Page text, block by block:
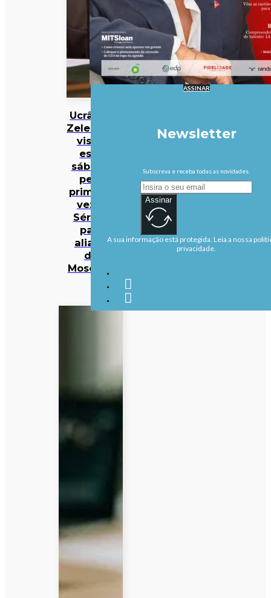
Ucrânia:
Zelensky
visita
este
sábado
pela
primeira
vez a
Sérvia,
país
aliado
de
Moscovo
ASSINAR
Newsletter
Subscreva e receba todas as novidades.
Assinar
A sua informação está protegida. Leia a nossa
privacidade.